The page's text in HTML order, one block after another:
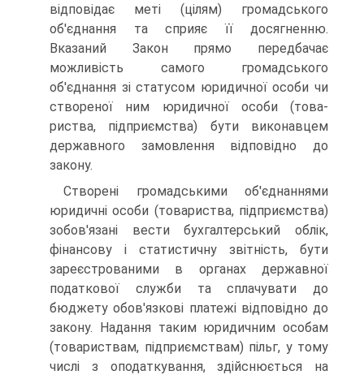
відповідає меті (цілям) громадського
об'єднання та сприяє її досягненню.
Вказаний Закон прямо передбачає
можливість самого громадського
об'єднання зі статусом юридичної особи чи
створеної ним юридичної особи (това­
риства, підприємства) бути виконавцем
державного замов­лення відповідно до
закону.
Створені громадськими об'єднаннями
юридичні особи (товариства, підприємства)
зобов'язані вести бухгалтерський облік,
фінансову і статистичну звітність, бути
зареєстрова­ними в органах державної
податкової служби та сплачувати до
бюджету обов'язкові платежі відповідно до
закону. На­дання таким юридичним особам
(товариствам, підприємст­вам) пільг, у тому
числі з оподаткування, здійснюється на